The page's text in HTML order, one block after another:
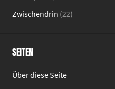
Zwischendrin (22)
SEITEN
Über diese Seite